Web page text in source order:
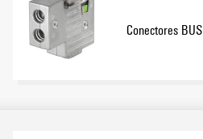
Conectores BUS